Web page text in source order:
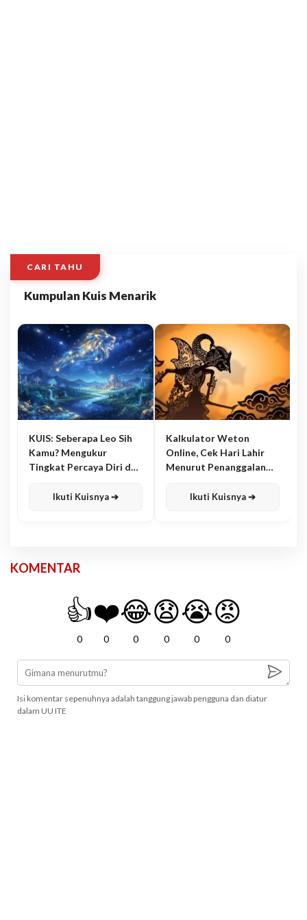
CARI TAHU
Kumpulan Kuis Menarik
KUIS: Seberapa Leo Sih
Kamu? Mengukur
Tingkat Percaya Diri dan
Ikuti Kuisnya ➔
Kalkulator Weton
Online, Cek Hari Lahir
Menurut Penanggalan
Ikuti Kuisnya ➔
KOMENTAR
👍
0
❤️
0
😂
0
😧
0
😭
0
😡
0
Isi komentar sepenuhnya adalah tanggung jawab pengguna dan diatur
dalam UU ITE